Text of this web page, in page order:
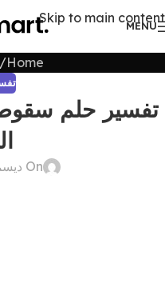
Skip to main content
MENU
Home
تفسير حلم
On ديسمبر 22, 2024